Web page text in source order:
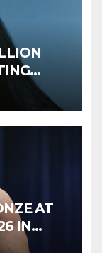
AT
IN